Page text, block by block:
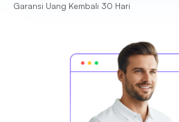
Garansi Uang Kembali 30 Hari